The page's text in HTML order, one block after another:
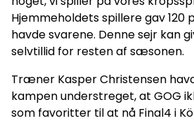
Hjemmeholdets spillere gav 120
havde svarene. Denne sejr kan
selvtillid for resten af sæsonen.
Træner Kasper Christensen
kampen understreget, at GOG
som favoritter til at nå Final4 i